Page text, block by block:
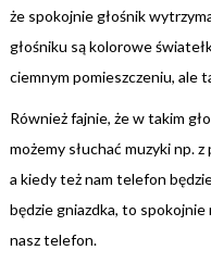
że spokojnie głośnik
głośniku są kolorowe
ciemnym pomieszczeniu, ale
Również fajnie, że w takim
możemy słuchać muzyki np.
a kiedy też nam telefon
będzie gniazdka, to spokojnie
nasz telefon.